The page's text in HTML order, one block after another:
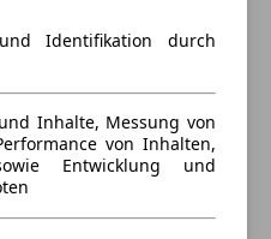
Identifikation durch
Inhalte, Messung von
von Inhalten,
Entwicklung und